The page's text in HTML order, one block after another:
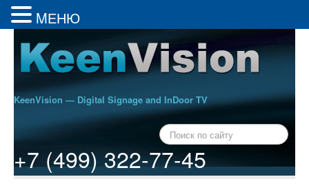
KeenVision — Digital Signage and InDoor TV
+7 (499) 322-77-45
MЕНЮ